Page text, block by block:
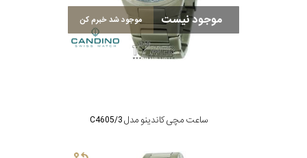
موجود نیست موجود شد خبرم کن
ساعت مچی کاندینو مدل C4605/3